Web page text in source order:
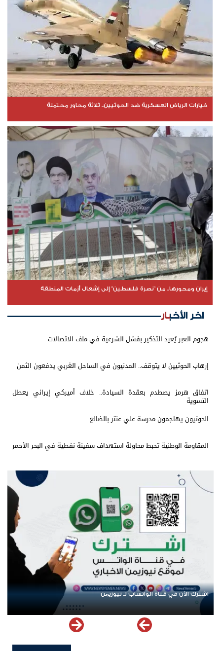
خيارات الرياض العسكرية ضد الحوثيين.. ثلاثة محاور محتملة
إيران ومحورها.. من "نصرة فلسطين" إلى إشعال أزمات المنطقة
اخر الأخبار
هجوم العبر يُعيد التذكير بفشل الشرعية في ملف الاتصالات
إرهاب الحوثيين لا يتوقف.. المدنيون في الساحل الغربي يدفعون الثمن
اتفاق هرمز يصطدم بعقدة السيادة.. خلاف أميركي إيراني يعطل
التسوية
الحوثيون يهاجمون مدرسة علي عنتر بالضالع
المقاومة الوطنية تحبط محاولة استهداف سفينة نفطية في البحر الأحمر
اشترك الآن في قناة الواتساب لـ نيوزيمن